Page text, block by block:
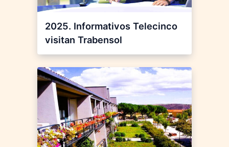
2025. Informativos Telecinco
visitan Trabensol